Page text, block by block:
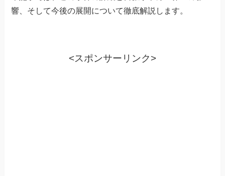
響、そして今後の展開について徹底解説します。
<スポンサーリンク>